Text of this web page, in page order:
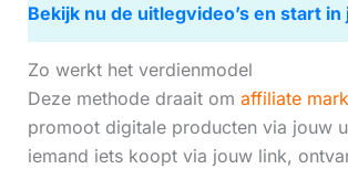
Bekijk nu de uitlegvideo’s en start
Zo werkt het verdienmodel
Deze methode draait om affiliate
promoot digitale producten via jouw
iemand iets koopt via jouw link,